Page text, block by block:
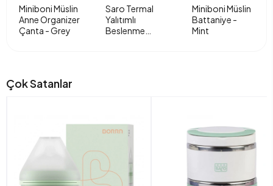
Miniboni Müslin
Anne Organizer
Çanta - Grey
Saro Termal
Yalıtımlı
Beslenme
Miniboni Müslin
Battaniye -
Mint
Çok Satanlar